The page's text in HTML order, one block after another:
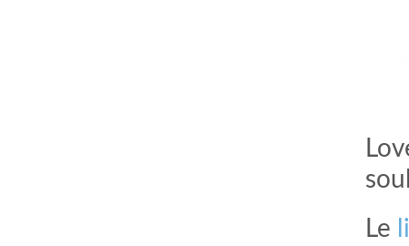
Le